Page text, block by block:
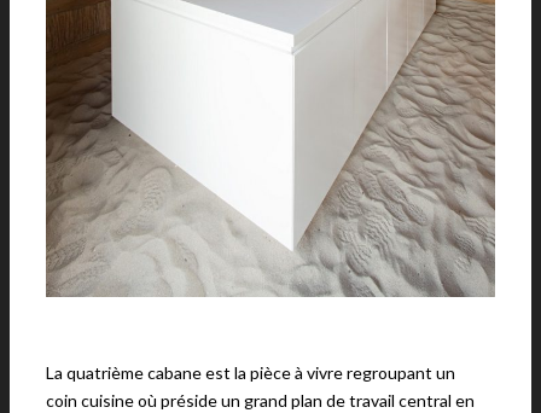
La quatrième cabane est la pièce à vivre regroupant un
coin cuisine où préside un grand plan de travail central en